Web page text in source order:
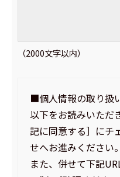
（2000文字以内）
■個人情報の取り扱
以下をお読みいただ
記に同意する］にチ
せへお進みください。
また、併せて下記